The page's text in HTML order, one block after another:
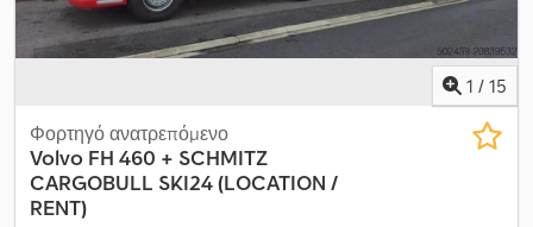
1 / 15
Φορτηγό ανατρεπόμενο
Volvo FH 460 + SCHMITZ
CARGOBULL SKI24 (LOCATION /
RENT)